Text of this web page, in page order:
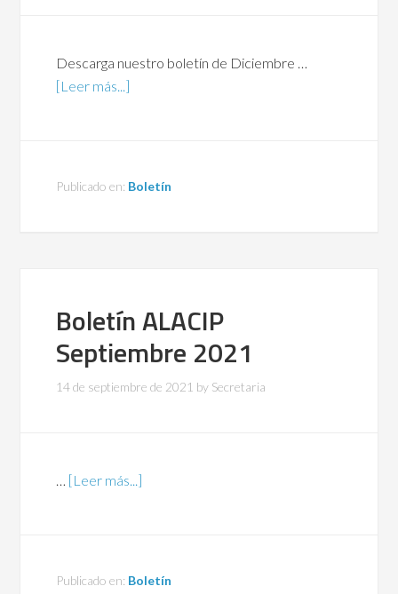
Descarga nuestro boletín de Diciembre …
[Leer más...]
Publicado en: Boletín
Boletín ALACIP
Septiembre 2021
14 de septiembre de 2021 by Secretaria
… [Leer más...]
Publicado en: Boletín